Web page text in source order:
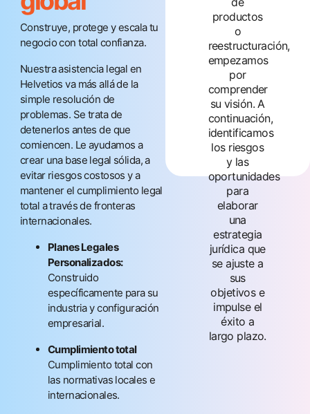
Construye, protege y escala tu
negocio con total confianza.
Nuestra asistencia legal en
Helvetios va más allá de la
simple resolución de
problemas. Se trata de
detenerlos antes de que
comiencen. Le ayudamos a
crear una base legal sólida, a
evitar riesgos costosos y a
mantener el cumplimiento legal
total a través de fronteras
internacionales.
Planes Legales
Personalizados:
Construido
específicamente para su
industria y configuración
empresarial.
Cumplimiento total
Cumplimiento total con
las normativas locales e
internacionales.
productos
o
reestructuración,
empezamos
por
comprender
su visión. A
continuación,
identificamos
los riesgos
y las
oportunidades
para
elaborar
una
estrategia
jurídica que
se ajuste a
sus
objetivos e
impulse el
éxito a
largo plazo.
cumplimiento hasta el
apoyo a reestructuraciones
y fusiones y adquisiciones,
nos ocupamos de las
complejidades para que
usted pueda centrarse en
dirigir y hacer crecer su
negocio.
Contáctanos